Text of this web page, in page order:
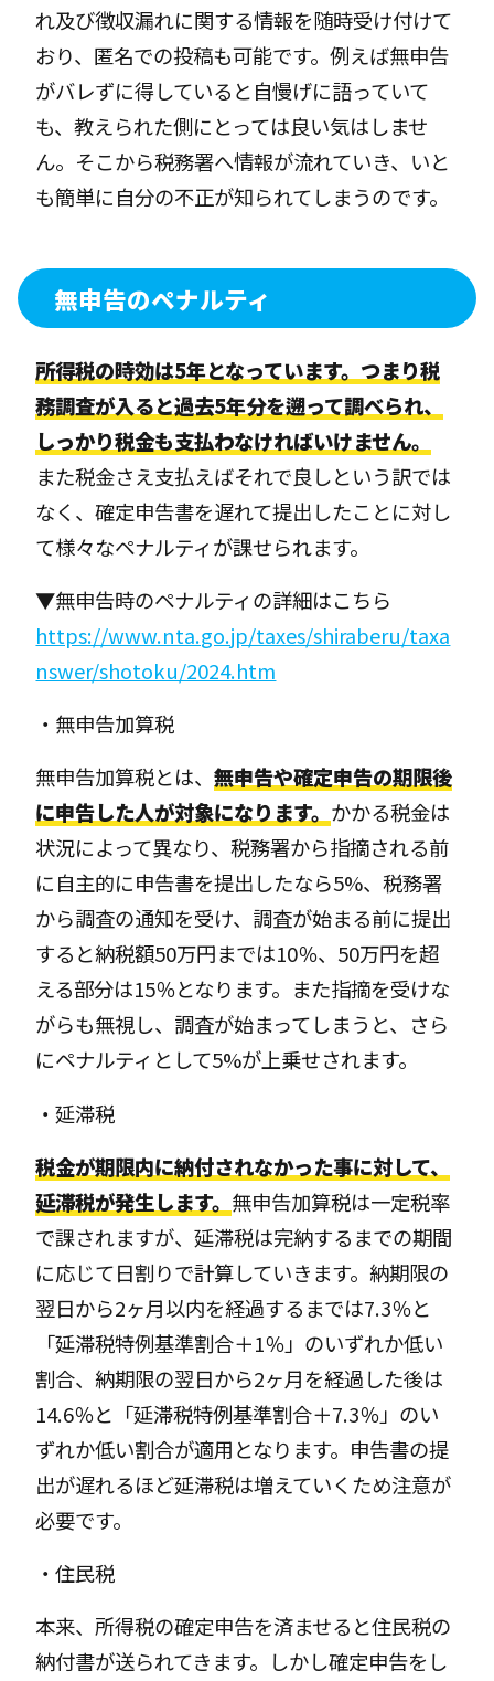
れ及び徴収漏れに関する情報を随時受け付けて
おり、匿名での投稿も可能です。例えば無申告
がバレずに得していると自慢げに語っていて
も、教えられた側にとっては良い気はしませ
ん。そこから税務署へ情報が流れていき、いと
も簡単に自分の不正が知られてしまうのです。
無申告のペナルティ
所得税の時効は5年となっています。つまり税
務調査が入ると過去5年分を遡って調べられ、
しっかり税金も支払わなければいけません。
また税金さえ支払えばそれで良しという訳では
なく、確定申告書を遅れて提出したことに対し
て様々なペナルティが課せられます。
▼無申告時のペナルティの詳細はこちら
https://www.nta.go.jp/taxes/shiraberu/taxa
nswer/shotoku/2024.htm
・無申告加算税
無申告加算税とは、無申告や確定申告の期限後
に申告した人が対象になります。 かかる税金は
状況によって異なり、税務署から指摘される前
に自主的に申告書を提出したなら5%、税務署
から調査の通知を受け、調査が始まる前に提出
すると納税額50万円までは10％、50万円を超
える部分は15％となります。また指摘を受けな
がらも無視し、調査が始まってしまうと、さら
にペナルティとして5%が上乗せされます。
・延滞税
税金が期限内に納付されなかった事に対して、
延滞税が発生します。 無申告加算税は一定税率
で課されますが、延滞税は完納するまでの期間
に応じて日割りで計算していきます。納期限の
翌日から2ヶ月以内を経過するまでは7.3％と
「延滞税特例基準割合＋1％」のいずれか低い
割合、納期限の翌日から2ヶ月を経過した後は
14.6％と「延滞税特例基準割合＋7.3％」のい
ずれか低い割合が適用となります。申告書の提
出が遅れるほど延滞税は増えていくため注意が
必要です。
・住民税
本来、所得税の確定申告を済ませると住民税の
納付書が送られてきます。しかし確定申告をし